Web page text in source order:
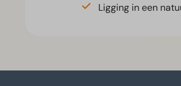
Ligging in een